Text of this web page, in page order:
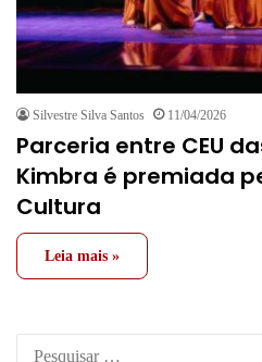
Silvestre Silva Santos 11/04/2026
Parceria entre CEU
Kimbra é premiada
Cultura
Leia mais »